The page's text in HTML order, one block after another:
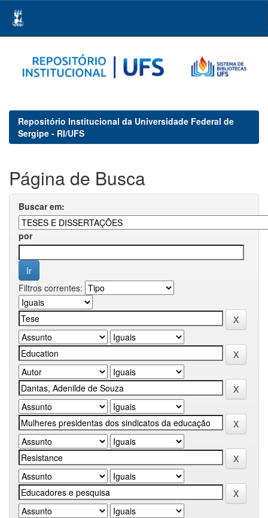
navigation
Repositório Institucional da Universidade Federal de
Sergipe - RI/UFS
Página de Busca
Buscar em:
por
Filtros correntes: